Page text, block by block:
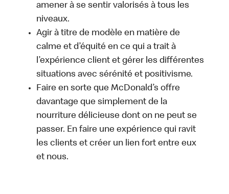
amener à se sentir valorisés à tous les
niveaux.
Agir à titre de modèle en matière de
calme et d’équité en ce qui a trait à
l’expérience client et gérer les différentes
situations avec sérénité et positivisme.
Faire en sorte que McDonald’s offre
davantage que simplement de la
nourriture délicieuse dont on ne peut se
passer. En faire une expérience qui ravit
les clients et créer un lien fort entre eux
et nous.